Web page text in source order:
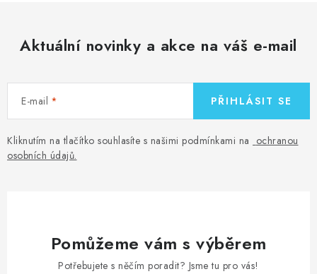
Aktuální novinky a akce na váš e-mail
E-mail
Kliknutím na tlačítko souhlasíte s našimi podmínkami na ochranou
osobních údajů.
PŘIHLÁSIT SE
Pomůžeme vám s výběrem
Potřebujete s něčím poradit? Jsme tu pro vás!